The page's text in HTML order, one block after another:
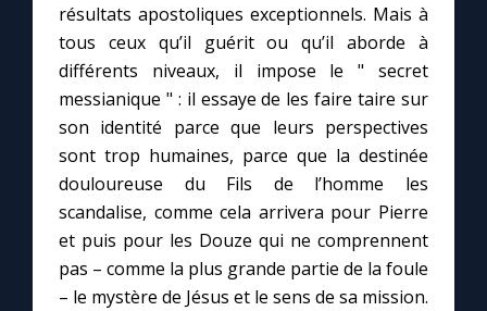
Contact
Faire un don
Marie de Nazareth
résultats apostoliques exceptionnels. Mais à
tous ceux qu’il guérit ou qu’il aborde à
différents niveaux, il impose le " secret
messianique " : il essaye de les faire taire sur
son identité parce que leurs perspectives
sont trop humaines, parce que la destinée
douloureuse du Fils de l’homme les
scandalise, comme cela arrivera pour Pierre
et puis pour les Douze qui ne comprennent
pas – comme la plus grande partie de la foule
– le mystère de Jésus et le sens de sa mission.